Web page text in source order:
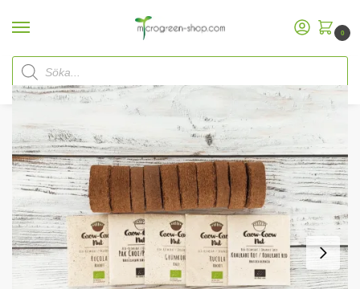
0
Hem Microgreen Shop